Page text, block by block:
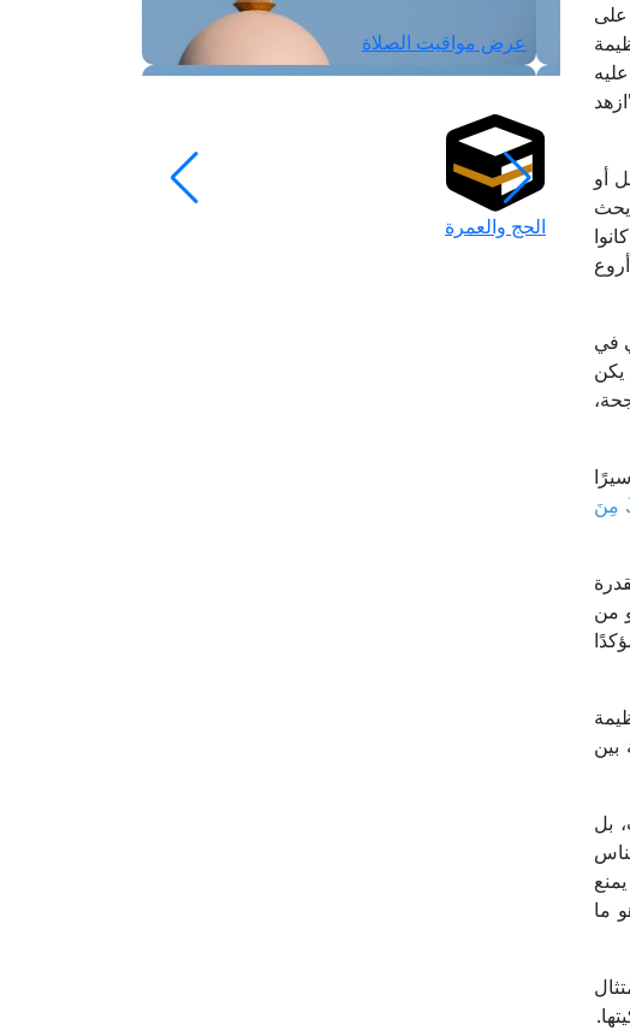
على
أو
يحث
في
يكن
مِنَ
من
بين
بل
ما
عرض مواقيت الصلاة
الحج والعمرة